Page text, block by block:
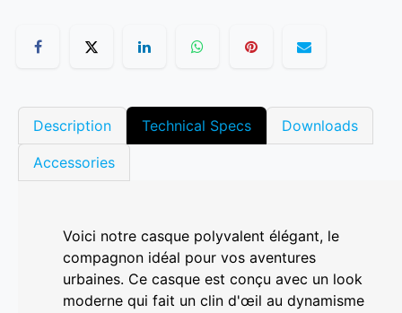
Description Technical Specs Downloads
Accessories
Voici notre casque polyvalent élégant, le
compagnon idéal pour vos aventures
urbaines. Ce casque est conçu avec un look
moderne qui fait un clin d'œil au dynamisme